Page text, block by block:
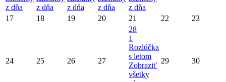
z dňa
z dňa
z dňa
z dňa
z dňa
17 18 19 20 21 22 23
24 25 26 27
28
1
Rozlúčka
s letom
Zobraziť
všetky
29 30